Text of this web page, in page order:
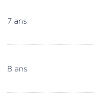
7 ans
8 ans